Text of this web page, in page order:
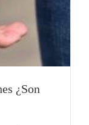
¿Son